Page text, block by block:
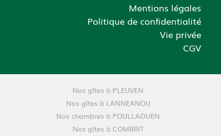
Mentions légales
Politique de confidentialité
Vie privée
CGV
Nos gîtes à PLEUVEN
Nos gîtes à LANNEANOU
Nos chambres à POULLAOUEN
Nos gîtes à COMBRIT